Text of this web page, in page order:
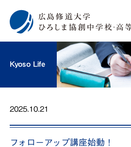
Kyoso Life
2025.10.21
フォローアップ講座始動！